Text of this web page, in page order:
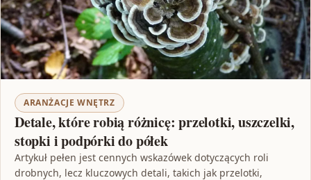
ARANŻACJE WNĘTRZ
Detale, które robią różnicę: przelotki, uszczelki,
stopki i podpórki do półek
Artykuł pełen jest cennych wskazówek dotyczących roli
drobnych, lecz kluczowych detali, takich jak przelotki,